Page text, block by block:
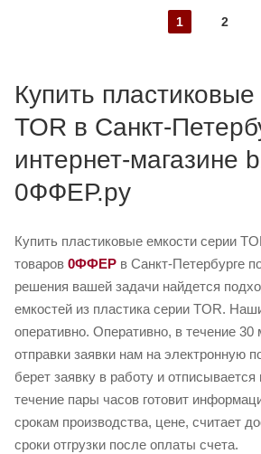
1 2
Купить
TOR в Санкт-
интернет-магазине
0ФФЕР.ру
Купить пластиковые емкости серии
товаров 0ФФЕР в Санкт-Петербурге
решения вашей задачи найдется
емкостей из пластика серии TOR.
оперативно. Оперативно, в течение 30
отправки заявки нам на электронную
берет заявку в работу и
течение пары часов готовит
срокам производства, цене, считает
сроки отгрузки после оплаты счета.